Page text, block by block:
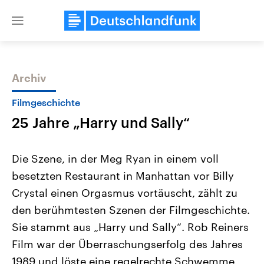
Close
Themen
Landtagswahl Sachsen-Anhalt
2026
Alle Informationen
Sachsen-Anhalt wählt am 6.
September 2026 einen neuen
Bundesland von einer Koalition aus
USA
Aktuelle Beiträge,
Hintergründe
Wirtschaftlich und
gehören die Vereinigten
den mächtigsten Ländern
mit großem Einfluss auf
Archiv
Filmgeschichte
25 Jahre „Harry und Sally“
Die Szene, in der Meg Ryan in einem voll
besetzten Restaurant in Manhattan vor Billy
Crystal einen Orgasmus vortäuscht, zählt zu
den berühmtesten Szenen der Filmgeschichte.
Sie stammt aus „Harry und Sally“. Rob Reiners
Film war der Überraschungserfolg des Jahres
1989 und löste eine regelrechte Schwemme